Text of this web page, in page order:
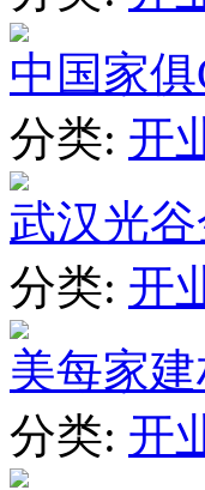
中国家
分类: 开
武汉光
分类: 开
美每家
分类: 开